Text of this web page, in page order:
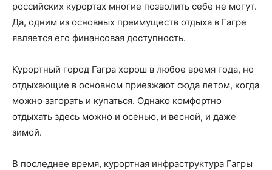
российских курортах многие позволить себе не могут.
Да, одним из основных преимуществ отдыха в Гагре
является его финансовая доступность.
Курортный город Гагра хорош в любое время года, но
отдыхающие в основном приезжают сюда летом, когда
можно загорать и купаться. Однако комфортно
отдыхать здесь можно и осенью, и весной, и даже
зимой.
В последнее время, курортная инфраструктура Гагры